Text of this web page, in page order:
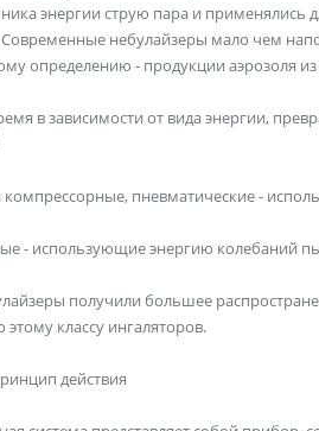
энергии струю пара и
небулайзеры мало чем
определению - продукции аэрозоля
в зависимости от вида энергии,
компрессорные, пневматические -
- использующие энергию колебаний
получили большее
классу ингаляторов.
действия